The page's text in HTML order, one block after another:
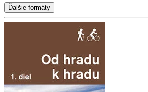
Ďalšie formáty